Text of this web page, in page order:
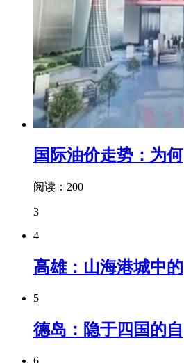
国际油价走势：为何
阅读：200
3
4
高雄：山海港城中的
5
德岛：隐于四国的自
6